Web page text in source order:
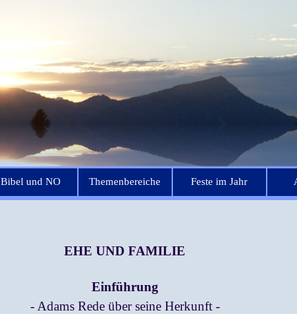
Bibel und NO Themenbereiche Feste im Jahr
EHE UND FAMILIE
Einführung
- Adams Rede über seine Herkunft -